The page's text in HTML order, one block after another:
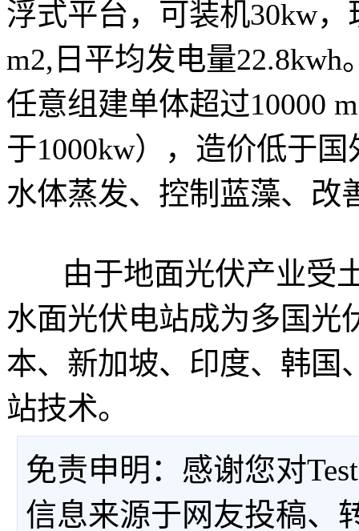
浮式平台，可装机30kw
m2,日平均发电量
任意组建单体超过10000
于1000kw），造价低于
水体蒸发、控制蓝藻、改
由于地面光伏产业受土
水面光伏电站成为多国光
本、新加坡、印度、韩国
站技术。
免责申明：感谢您对
信息来源于网友投稿、